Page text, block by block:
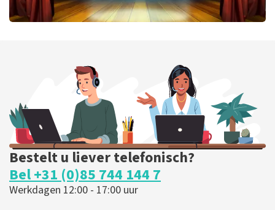
BESTEL NU
Bestelt u liever telefonisch?
Bel +31 (0)85 744 144 7
Werkdagen 12:00 - 17:00 uur